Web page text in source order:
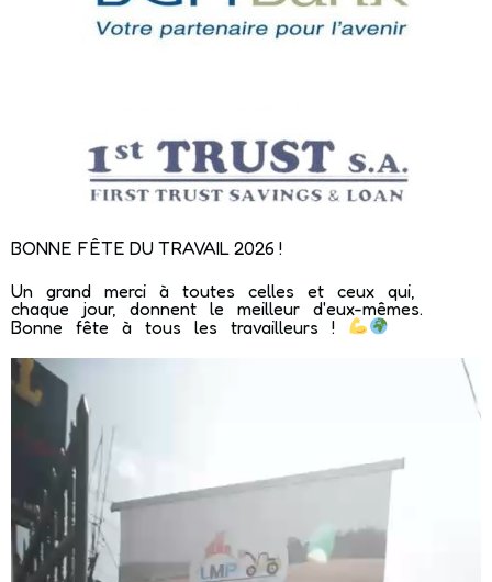
BONNE FÊTE DU TRAVAIL 2026 !
Un grand merci à toutes celles et ceux qui,
chaque jour, donnent le meilleur d'eux-mêmes.
Bonne fête à tous les travailleurs !